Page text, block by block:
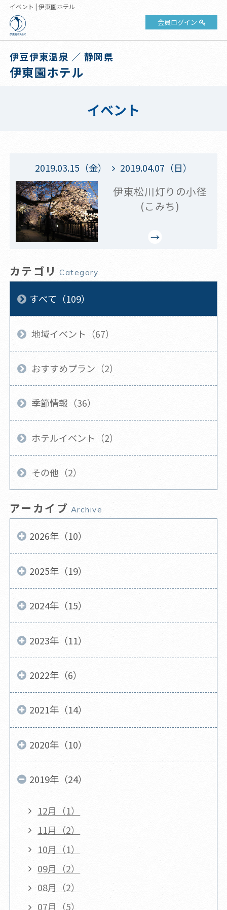
イベント | 伊東園ホテル
会員ログイン
伊豆伊東温泉 ／ 静岡県
伊東園ホテル
イベント
2019.03.15（金） 2019.04.07（日）
伊東松川灯りの小径
(こみち)
カテゴリ Category
すべて（109）
地域イベント（67）
おすすめプラン（2）
季節情報（36）
ホテルイベント（2）
その他（2）
アーカイブ Archive
2026年（10）
2025年（19）
2024年（15）
2023年（11）
2022年（6）
2021年（14）
2020年（10）
2019年（24）
12月（1）
11月（2）
10月（1）
09月（2）
08月（2）
07月（5）